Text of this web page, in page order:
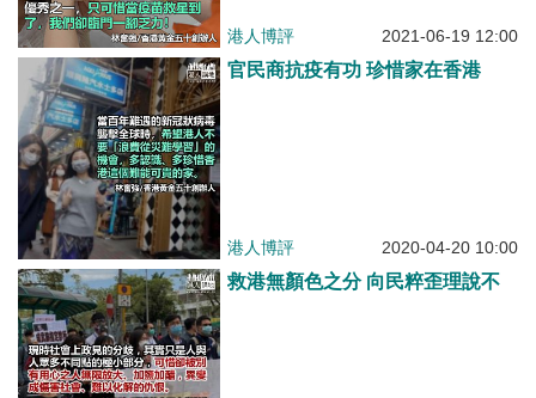
港人博評 2021-06-19 12:00
官民商抗疫有功 珍惜家在香港
港人博評 2020-04-20 10:00
救港無顏色之分 向民粹歪理說不